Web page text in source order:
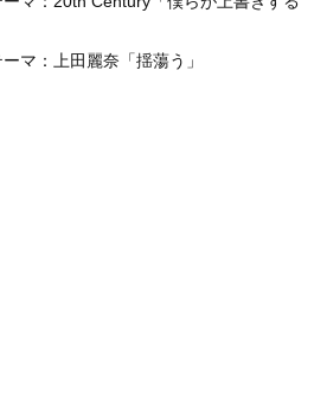
マ：上田麗奈「揺蕩う」